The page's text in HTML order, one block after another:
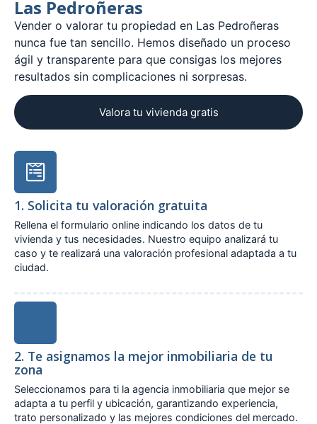
Las Pedroñeras
Vender o valorar tu propiedad en Las Pedroñeras
nunca fue tan sencillo. Hemos diseñado un proceso
ágil y transparente para que consigas los mejores
resultados sin complicaciones ni sorpresas.
Valora tu vivienda gratis
1. Solicita tu valoración gratuita
Rellena el formulario online indicando los datos de tu
vivienda y tus necesidades. Nuestro equipo analizará tu
caso y te realizará una valoración profesional adaptada a tu
ciudad.
2. Te asignamos la mejor inmobiliaria de tu
zona
Seleccionamos para ti la agencia inmobiliaria que mejor se
adapta a tu perfil y ubicación, garantizando experiencia,
trato personalizado y las mejores condiciones del mercado.